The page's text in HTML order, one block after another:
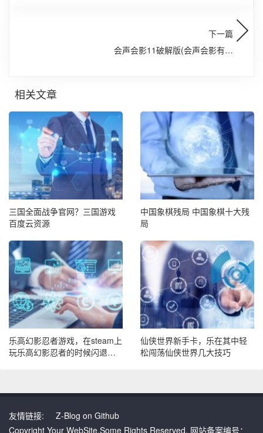
下一篇
会声会影11破解版(会声会影有哪
相关文章
三国全面战争官网？三国游戏
百度云资源
中国象棋残局 中国象棋十大残
局
乐高幻影忍者游戏，在steam上
玩乐高幻影忍者的时候闪退怎
仙侠世界新手卡，乐在其中轻
松闯荡仙侠世界几大技巧
友情链接:
Z-Blog on Github
Copyright Your WebSite.Some Rights Reserved. 网站备案编号：